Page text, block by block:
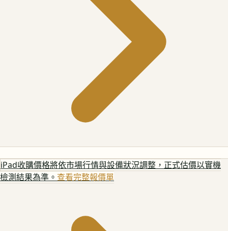
iPad收購價格將依市場行情與設備狀況調整，正式估價以實機
檢測結果為準。 查看完整報價單